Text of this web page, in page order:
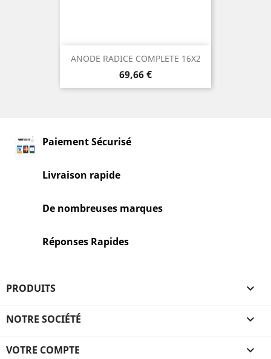
ANODE RADICE COMPLETE 16X2
Prix
69,66 €
Paiement Sécurisé
Livraison rapide
De nombreuses marques
Réponses Rapides
PRODUITS 
NOTRE SOCIÉTÉ 
VOTRE COMPTE 